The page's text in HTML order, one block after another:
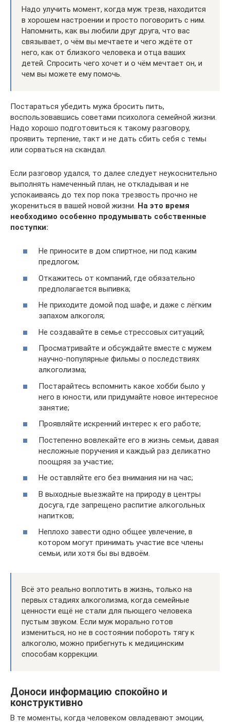
Надо улучить момент, когда муж трезв, находится
в хорошем настроении и просто поговорить с ним.
Напомнить, как вы любили друг друга, что вас
связывает, о чём вы мечтаете и чего ждёте от
него, как от близкого человека и отца ваших
детей. Спросить чего хочет и о чём мечтает он, и
чем вы можете ему помочь.
Постараться убедить мужа бросить пить,
воспользовавшись советами психолога семейной жизни.
Надо хорошо подготовиться к такому разговору,
проявить терпение, такт и не дать сбить себя с темы
или сорваться на скандал.
Если разговор удался, то далее следует неукоснительно
выполнять намеченный план, не откладывая и не
успокаиваясь до тех пор пока трезвость прочно не
укорениться в вашей новой жизни. На это время
необходимо особенно продумывать собственные
поступки:
Не приносите в дом спиртное, ни под каким
предлогом;
Откажитесь от компаний, где обязательно
предполагается выпивка;
Не приходите домой под шафе, и даже с лёгким
запахом алкоголя;
Не создавайте в семье стрессовых ситуаций;
Просматривайте и обсуждайте вместе с мужем
научно-популярные фильмы о последствиях
алкоголизма;
Постарайтесь вспомнить какое хобби было у
него в юности, или придумайте новое интересное
занятие;
Проявляйте искренний интерес к его работе;
Постепенно вовлекайте его в жизнь семьи, давая
несложные поручения и каждый раз деликатно
поощряя за участие;
Не оставляйте его без внимания ни на час;
В выходные выезжайте на природу в центры
досуга, где запрещено распитие алкогольных
напитков;
Неплохо завести одно общее увлечение, в
котором могут принимать участие все члены
семьи, или хотя бы вы вдвоём.
Всё это реально воплотить в жизнь, только на
первых стадиях алкоголизма, когда семейные
ценности ещё не стали для пьющего человека
пустым звуком. Если муж морально готов
измениться, но не в состоянии побороть тягу к
алкоголю, можно прибегнуть к медицинским
способам коррекции.
Доноси информацию спокойно и
конструктивно
В те моменты, когда человеком овладевают эмоции,